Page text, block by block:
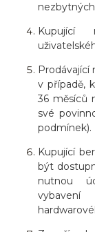
Kupující
v případě,
36 měsíců
své
podmínek).
Kupující
být
nutnou
vybavení